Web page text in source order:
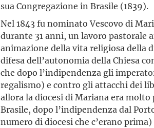
sua Congregazione in Brasile (1839).
Nel 1843 fu nominato Vescovo di
durante 31 anni, un lavoro
animazione della vita religiosa della
difesa dell’au­tonomia della Chiesa
che dopo l’indipendenza gli
regalismo) e contro gli attacchi dei
allora la diocesi di Mariana era
Brasile, dopo l’indipendenza dal
numero di diocesi che c’erano